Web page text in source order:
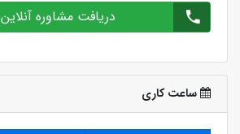
دریافت مشاوره آنلاین
ساعت کاری